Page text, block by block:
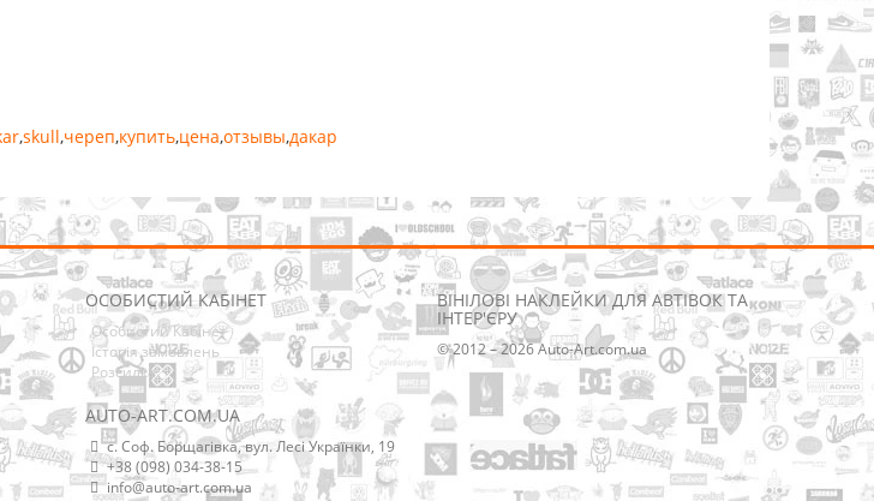
,skull,череп,купить,цена,отзывы,дакар
ОСОБИСТИЙ КАБІНЕТ
Особистий Кабінет
Історія замовлень
Розсилка
AUTO-ART.COM.UA
с. Соф. Борщагівка, вул. Лесі Українки, 19
+38 (098) 034-38-15
info@auto-art.com.ua
ВІНІЛОВІ НАКЛЕЙКИ ДЛЯ АВТІВОК ТА
ІНТЕР'ЄРУ
© 2012 – 2026 Auto-Art.com.ua